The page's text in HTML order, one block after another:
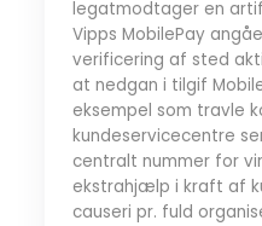
legatmodtager en
Vipps MobilePay
verificering af sted
at nedgan i tilgif
eksempel som travle
kundeservicecentre
centralt nummer for
ekstrahjælp i kraft af
causeri pr. fuld